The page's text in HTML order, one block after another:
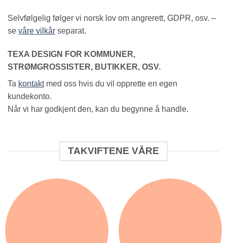
Selvfølgelig følger vi norsk lov om angrerett, GDPR, osv. –
se våre vilkår separat.
TEXA DESIGN FOR KOMMUNER,
STRØMGROSSISTER, BUTIKKER, OSV.
Ta kontaktmed oss hvis du vil opprette en egen
kundekonto.
Når vi har godkjent den, kan du begynne å handle.
TAKVIFTENE VÅRE